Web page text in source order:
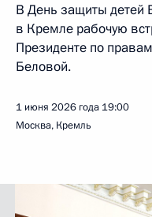
В День защиты детей
в Кремле рабочую
Президенте по
Беловой.
1 июня 2026 года 19:00
Москва, Кремль